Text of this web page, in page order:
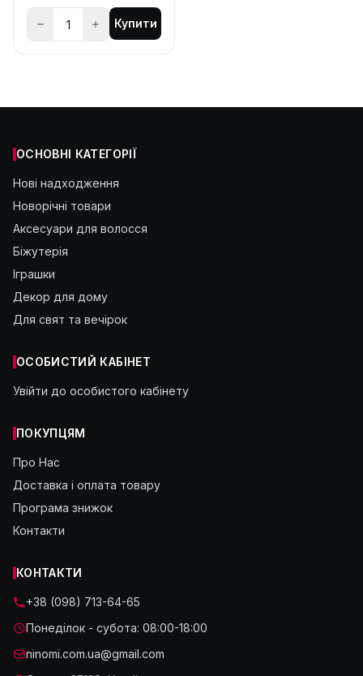
Купити
ОСНОВНІ КАТЕГОРІЇ
Нові надходження
Новорічні товари
Аксесуари для волосся
Біжутерія
Іграшки
Декор для дому
Для свят та вечірок
ОСОБИСТИЙ КАБІНЕТ
Увійти до особистого кабінету
ПОКУПЦЯМ
Про Нас
Доставка і оплата товару
Програма знижок
Контакти
КОНТАКТИ
+38 (098) 713-64-65
Понеділок - субота: 08:00-18:00
ninomi.com.ua@gmail.com